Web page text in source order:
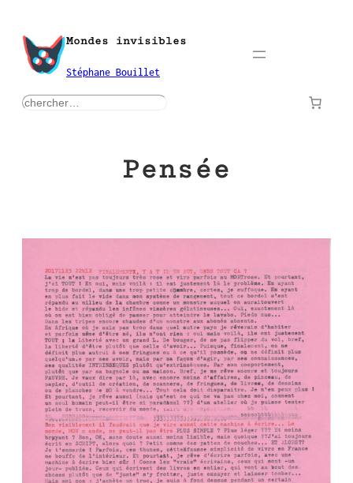
contenu
Mondes invisibles
Stéphane Bouillet
rechercher
Pensée